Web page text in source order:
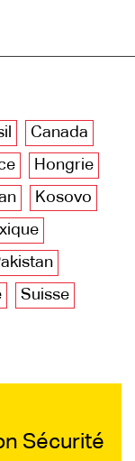
Canada
Hongrie
Kosovo
Suisse
Sécurité